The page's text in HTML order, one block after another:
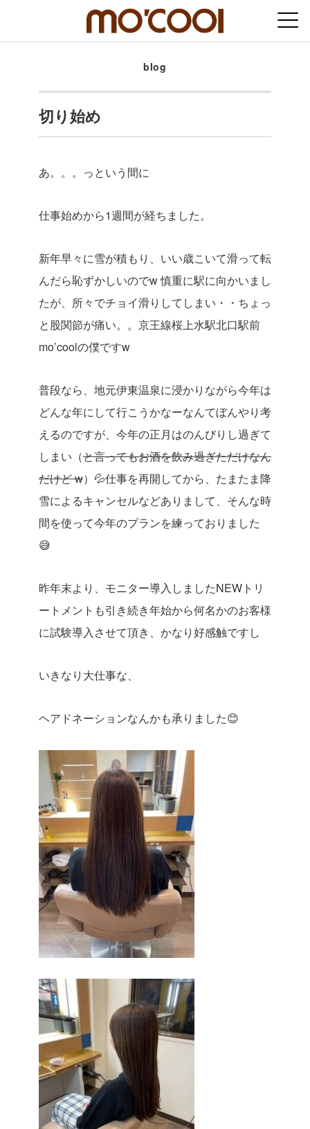
blog
切り始め
あ。。。っという間に
仕事始めから1週間が経ちました。
新年早々に雪が積もり、いい歳こいて滑って転
んだら恥ずかしいのでw 慎重に駅に向かいまし
たが、所々でチョイ滑りしてしまい・・ちょっ
と股関節が痛い。。京王線桜上水駅北口駅前
mo’coolの僕ですw
普段なら、地元伊東温泉に浸かりながら今年は
どんな年にして行こうかなーなんてぼんやり考
えるのですが、今年の正月はのんびりし過ぎて
しまい（と言ってもお酒を飲み過ぎただけなん
だけど w）💦仕事を再開してから、たまたま降
雪によるキャンセルなどありまして、そんな時
間を使って今年のプランを練っておりました
😅
昨年末より、モニター導入しましたNEWトリ
ートメントも引き続き年始から何名かのお客様
に試験導入させて頂き、かなり好感触ですし
いきなり大仕事な、
ヘアドネーションなんかも承りました😊